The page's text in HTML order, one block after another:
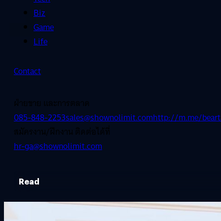
Biz
Game
Life
Contact
ฝ่ายขาย และการตลาด
085-848-2253sales@shownolimit.comhttp://m.me/
สมัครงาน/ฝึกงาน ติดต่อได้ที่
hr-ga@shownolimit.com
Read